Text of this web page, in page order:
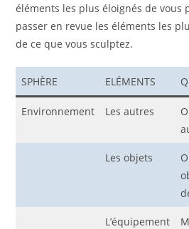
éléments les plus éloignés de vous
passer en revue les éléments les
de ce que vous sculptez.
SPHÈRE ELÉMENTS
Environnement Les autres
Les objets
L’équipement